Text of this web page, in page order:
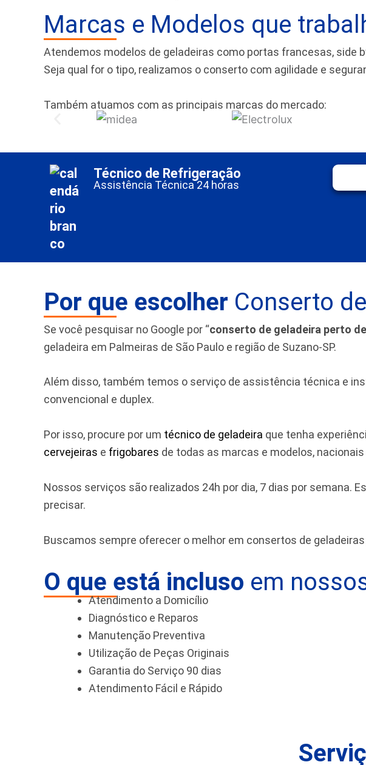
Marcas e Modelos que
Atendemos modelos de geladeiras como portas francesas, side
Seja qual for o tipo, realizamos o conserto com agilidade e
Também atuamos com as principais marcas do mercado:
Técnico de Refrigeração
Assistência Técnica 24 horas
Por que escolher Conserto
Se você pesquisar no Google por “conserto de geladeira perto
geladeira em Palmeiras de São Paulo e região de Suzano-SP.
Além disso, também temos o serviço de assistência técnica e
convencional e duplex.
Por isso, procure por um técnico de geladeira que tenha
cervejeiras e frigobares de todas as marcas e modelos,
Nossos serviços são realizados 24h por dia, 7 dias por semana.
precisar.
Buscamos sempre oferecer o melhor em consertos de
O que está incluso em
Atendimento a Domicílio
Diagnóstico e Reparos
Manutenção Preventiva
Utilização de Peças Originais
Garantia do Serviço 90 dias
Atendimento Fácil e Rápido